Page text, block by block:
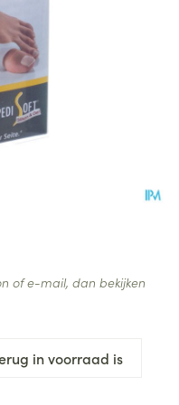
in voorraad is
of e-mail, dan bekijken